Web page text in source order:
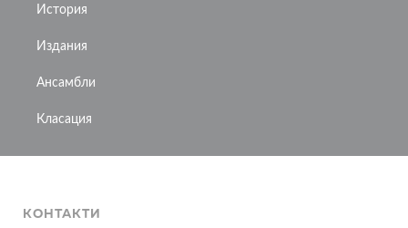
История
Издания
Ансамбли
Класация
КОНТАКТИ